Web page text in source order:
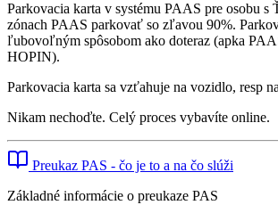
Parkovacia karta v systému PAAS pre osobu s
zónach PAAS parkovať so zľavou 90%.
ľubovoľným spôsobom ako doteraz (apka
HOPIN).
Parkovacia karta sa vzťahuje na vozidlo, resp
Nikam nechoďte. Celý proces vybavíte online.
Preukaz PAS - čo je to a na čo slúži
Základné informácie o preukaze PAS